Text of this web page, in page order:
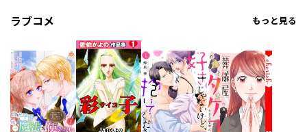
ラブコメ もっと見る